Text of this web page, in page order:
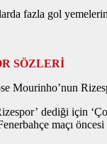
fazla gol
SÖZLERİ
Mourinho’nun
dediği için
maçı